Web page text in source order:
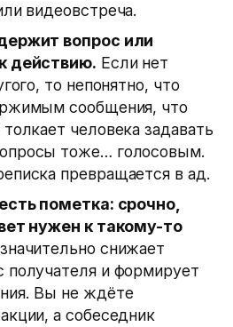
видеовстреча.
вопрос или
действию. Если нет
то непонятно, что
сообщения, что
человека задавать
тоже… голосовым.
превращается в ад.
пометка: срочно,
нужен к такому-то
снижает
получателя и формирует
Вы не ждёте
а собеседник